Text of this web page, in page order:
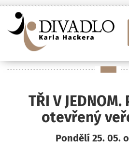
TŘI V
otevřený
Pondělí 25. 05.